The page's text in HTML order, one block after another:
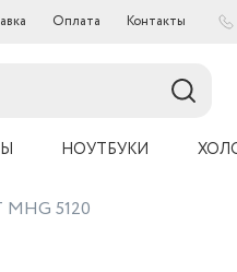
Оплата Контакты
НОУТБУКИ
MHG 5120